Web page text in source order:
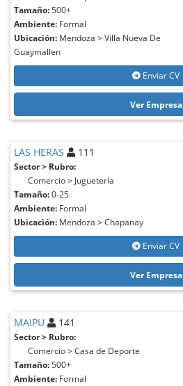
Tamaño: 500+
Ambiente: Formal
Ubicación: Mendoza > Villa Nueva De
Guaymallen
Enviar CV
Ver Empresa
LAS HERAS 111
Sector > Rubro:
Comercio > Juguetería
Tamaño:0-25
Ambiente: Formal
Ubicación: Mendoza > Chapanay
Enviar CV
Ver Empresa
MAIPU 141
Sector > Rubro:
Comercio > Casa de Deporte
Tamaño: 500+
Ambiente: Formal